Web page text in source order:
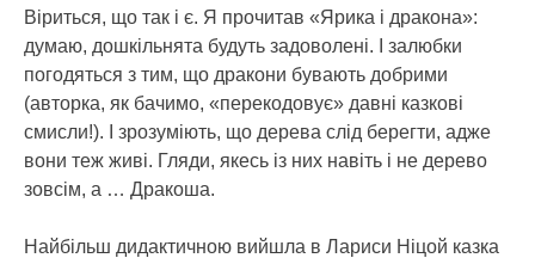
Віриться, що так і є. Я прочитав «Ярика і дракона»:
думаю, дошкільнята будуть задоволені. І залюбки
погодяться з тим, що дракони бувають добрими
(авторка, як бачимо, «перекодовує» давні казкові
смисли!). І зрозуміють, що дерева слід берегти, адже
вони теж живі. Гляди, якесь із них навіть і не дерево
зовсім, а … Дракоша.
Найбільш дидактичною вийшла в Лариси Ніцой казка